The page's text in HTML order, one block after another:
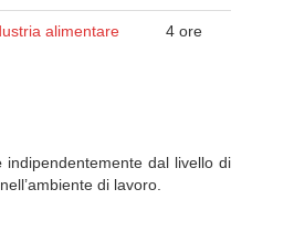
alimentare
4 ore
indipendentemente dal livello di
di lavoro.